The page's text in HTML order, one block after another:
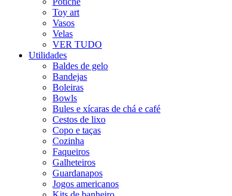
Toy art
Vasos
Velas
VER TUDO
Utilidades
Baldes de gelo
Bandejas
Boleiras
Bowls
Bules e xícaras de chá e café
Cestos de lixo
Copo e taças
Cozinha
Faqueiros
Galheteiros
Guardanapos
Jogos americanos